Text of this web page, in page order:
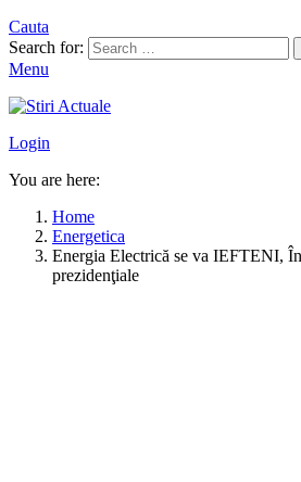
Cauta
Search for:
Menu
Login
You are here:
Home
Energetica
Energia Electrică se va IEFTENI,
prezidenţiale